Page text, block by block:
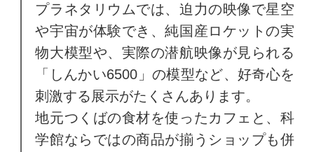
プラネタリウムでは、迫力の映像で星空
や宇宙が体験でき、純国産ロケットの実
物大模型や、実際の潜航映像が見られる
「しんかい6500」の模型など、好奇心を
刺激する展示がたくさんあります。
地元つくばの食材を使ったカフェと、科
学館ならではの商品が揃うショップも併